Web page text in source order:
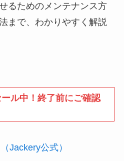
るためのメンテナンス方
まで、わかりやすく解説
ル中！終了前にご確認
Jackery公式）